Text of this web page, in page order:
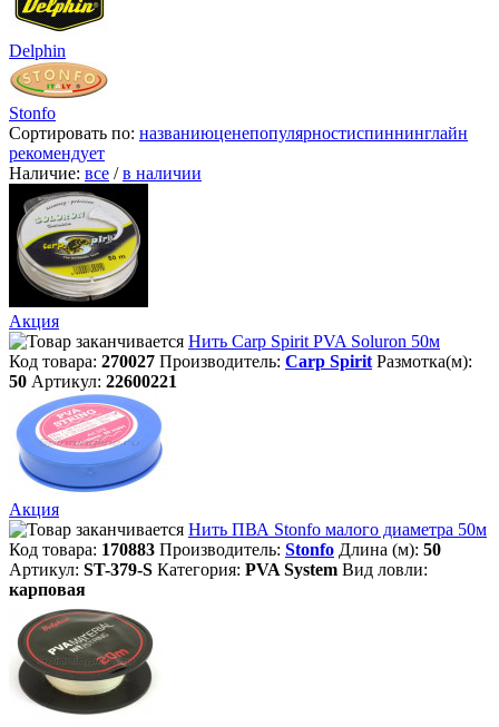
Delphin
Stonfo
Сортировать по: названиюценепопулярностиспиннинглайн
рекомендует
Наличие: все /в наличии
Акция
Нить Carp Spirit PVA Soluron 50м
Код товара: 270027 Производитель: Carp Spirit Размотка(м):
50 Артикул: 22600221
Акция
Нить ПВА Stonfo малого диаметра 50м
Код товара: 170883 Производитель: Stonfo Длина (м): 50
Артикул: ST-379-S Категория: PVA System Вид ловли:
карповая